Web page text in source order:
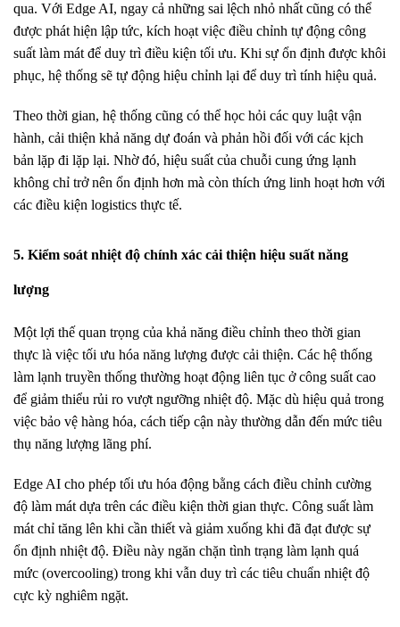
qua. Với Edge AI, ngay cả những sai lệch nhỏ nhất cũng có thể
được phát hiện lập tức, kích hoạt việc điều chỉnh tự động công
suất làm mát để duy trì điều kiện tối ưu. Khi sự ổn định được khôi
phục, hệ thống sẽ tự động hiệu chỉnh lại để duy trì tính hiệu quả.
Theo thời gian, hệ thống cũng có thể học hỏi các quy luật vận
hành, cải thiện khả năng dự đoán và phản hồi đối với các kịch
bản lặp đi lặp lại. Nhờ đó, hiệu suất của chuỗi cung ứng lạnh
không chỉ trở nên ổn định hơn mà còn thích ứng linh hoạt hơn với
các điều kiện logistics thực tế.
5. Kiểm soát nhiệt độ chính xác cải thiện hiệu suất năng
lượng
Một lợi thế quan trọng của khả năng điều chỉnh theo thời gian
thực là việc tối ưu hóa năng lượng được cải thiện. Các hệ thống
làm lạnh truyền thống thường hoạt động liên tục ở công suất cao
để giảm thiểu rủi ro vượt ngưỡng nhiệt độ. Mặc dù hiệu quả trong
việc bảo vệ hàng hóa, cách tiếp cận này thường dẫn đến mức tiêu
thụ năng lượng lãng phí.
Edge AI cho phép tối ưu hóa động bằng cách điều chỉnh cường
độ làm mát dựa trên các điều kiện thời gian thực. Công suất làm
mát chỉ tăng lên khi cần thiết và giảm xuống khi đã đạt được sự
ổn định nhiệt độ. Điều này ngăn chặn tình trạng làm lạnh quá
mức (overcooling) trong khi vẫn duy trì các tiêu chuẩn nhiệt độ
cực kỳ nghiêm ngặt.